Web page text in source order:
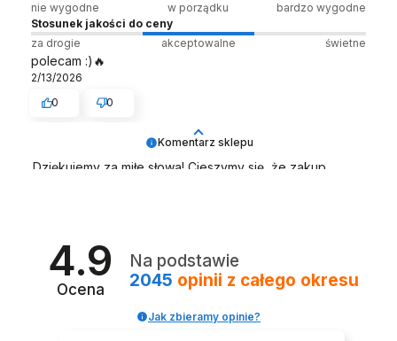
Komentarz sklepu
Dziękujemy za miłe słowa! Cieszymy się, że zakup
nie wygodne
w porządku
bardzo wygodne
Stosunek jakości do ceny
za drogie
akceptowalne świetne
polecam :)🔥
2/13/2026
0
0
4.9
Ocena
Na podstawie
2045 opinii z całego okresu
Jak zbieramy opinie?